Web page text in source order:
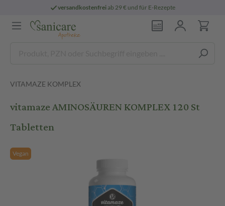
versandkostenfreiab 29 € und für E-Rezepte
VITAMAZE KOMPLEX
vitamaze AMINOSÄUREN KOMPLEX 120 St
Tabletten
Vegan